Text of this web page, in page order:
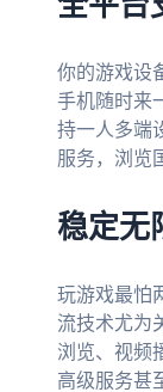
你的游戏设
手机随时来
持一人多端
服务，浏览
稳定无
玩游戏最怕
流技术尤为
浏览、视频
高级服务甚